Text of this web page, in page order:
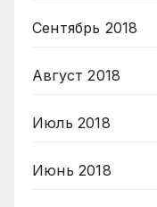
Сентябрь 2018
Август 2018
Июль 2018
Июнь 2018